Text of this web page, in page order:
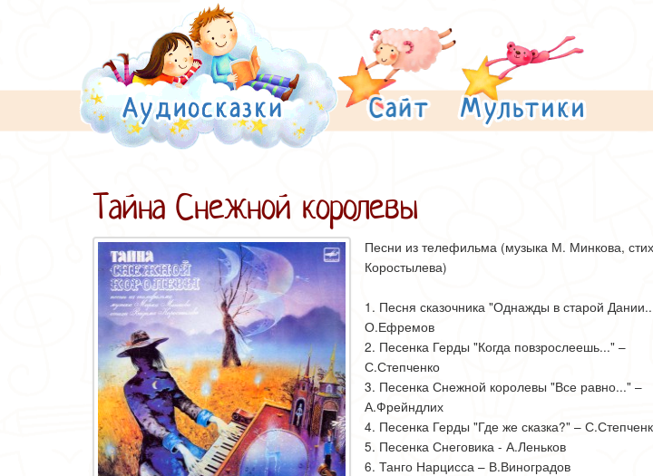
Тайна Снежной королевы
Песни из телефильма (музыка М. Минкова,
Коростылева)
1. Песня сказочника "Однажды в старой
О.Ефремов
2. Песенка Герды "Когда повзрослеешь..." –
С.Степченко
3. Песенка Снежной королевы "Все равно..." –
А.Фрейндлих
4. Песенка Герды "Где же сказка?" –
5. Песенка Снеговика - А.Леньков
6. Танго Нарцисса – В.Виноградов